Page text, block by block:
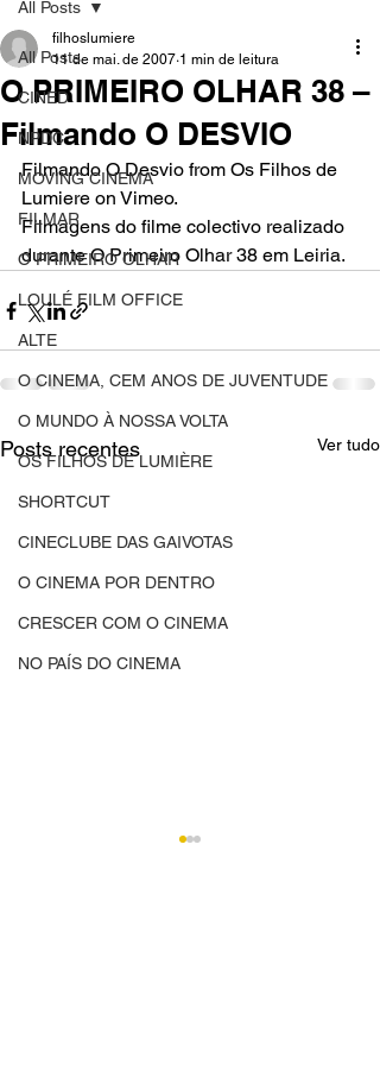
All Posts
CINED
NPDC
MOVING CINEMA
FILMAR
O PRIMEIRO OLHAR
LOULÉ FILM OFFICE
ALTE
O CINEMA, CEM ANOS DE JUVENTUDE
O MUNDO À NOSSA VOLTA
OS FILHOS DE LUMIÈRE
SHORTCUT
CINECLUBE DAS GAIVOTAS
O CINEMA POR DENTRO
CRESCER COM O CINEMA
NO PAÍS DO CINEMA
All Posts
O PRIMEIRO OLHAR 38 –
Filmando O DESVIO
filhoslumiere
11 de mai. de 2007 1 min de leitura
Filmando O Desvio from Os Filhos de
Lumiere on Vimeo.
Filmagens do filme colectivo realizado
durante O Primeiro Olhar 38 em Leiria.
Posts recentes Ver tudo